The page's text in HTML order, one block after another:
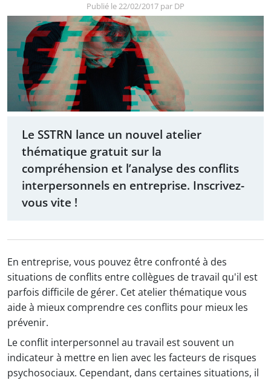
Publié le 22/02/2017 par DP
Le SSTRN lance un nouvel atelier
thématique gratuit sur la
compréhension et l’analyse des conflits
interpersonnels en entreprise. Inscrivez-
vous vite !
En entreprise, vous pouvez être confronté à des
situations de conflits entre collègues de travail qu'il est
parfois difficile de gérer. Cet atelier thématique vous
aide à mieux comprendre ces conflits pour mieux les
prévenir.
Le conflit interpersonnel au travail est souvent un
indicateur à mettre en lien avec les facteurs de risques
psychosociaux. Cependant, dans certaines situations, il